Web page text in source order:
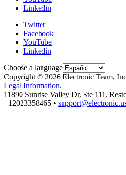
Linkedin
Twitter
Facebook
YouTube
Linkedin
Choose a language
Copyright © 2026 Electronic Team,
Legal Information.
11890 Sunrise Valley Dr, Ste 111,
+12023358465 •